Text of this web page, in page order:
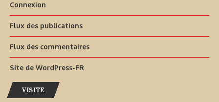
Connexion
Flux des publications
Flux des commentaires
Site de WordPress-FR
VISITE